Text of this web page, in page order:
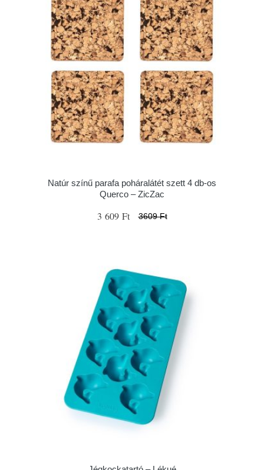
Natúr színű parafa poháralátét szett 4 db-os
Querco – ZicZac
3 609 Ft 3609 Ft